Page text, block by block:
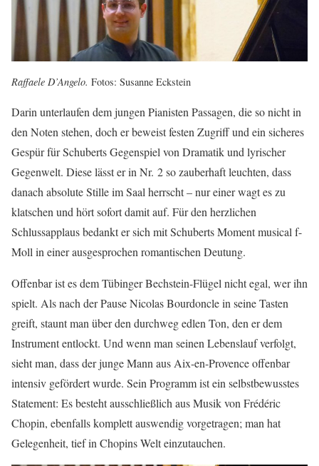
Raffaele D’Angelo. Fotos: Susanne Eckstein
Darin unterlaufen dem jungen Pianisten Passagen, die so nicht in
den Noten stehen, doch er beweist festen Zugriff und ein sicheres
Gespür für Schuberts Gegenspiel von Dramatik und lyrischer
Gegenwelt. Diese lässt er in Nr. 2 so zauberhaft leuchten, dass
danach absolute Stille im Saal herrscht – nur einer wagt es zu
klatschen und hört sofort damit auf. Für den herzlichen
Schlussapplaus bedankt er sich mit Schuberts Moment musical f-
Moll in einer ausgesprochen romantischen Deutung.
Offenbar ist es dem Tübinger Bechstein-Flügel nicht egal, wer ihn
spielt. Als nach der Pause Nicolas Bourdoncle in seine Tasten
greift, staunt man über den durchweg edlen Ton, den er dem
Instrument entlockt. Und wenn man seinen Lebenslauf verfolgt,
sieht man, dass der junge Mann aus Aix-en-Provence offenbar
intensiv gefördert wurde. Sein Programm ist ein selbstbewusstes
Statement: Es besteht ausschließlich aus Musik von Frédéric
Chopin, ebenfalls komplett auswendig vorgetragen; man hat
Gelegenheit, tief in Chopins Welt einzutauchen.